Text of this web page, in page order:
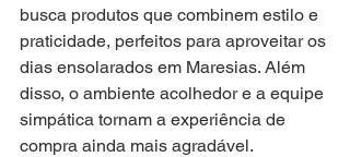
busca produtos que combinem estilo e
praticidade, perfeitos para aproveitar os
dias ensolarados em Maresias. Além
disso, o ambiente acolhedor e a equipe
simpática tornam a experiência de
compra ainda mais agradável.